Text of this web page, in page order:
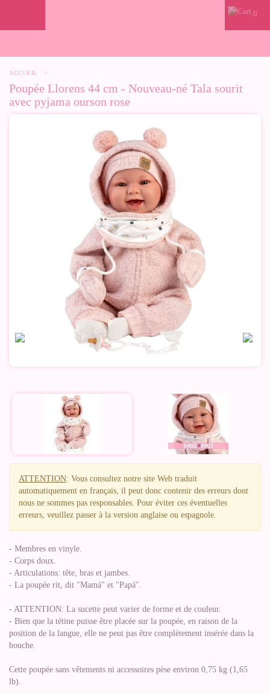
0
ACCUEIL >
Poupée Llorens 44 cm - Nouveau-né Tala sourit
avec pyjama ourson rose
ATTENTION: Vous consultez notre site Web traduit
automatiquement en français, il peut donc contenir des erreurs dont
nous ne sommes pas responsables. Pour éviter ces éventuelles
erreurs, veuillez passer à la version anglaise ou espagnole.
- Membres en vinyle.
- Corps doux.
- Articulations: tête, bras et jambes.
- La poupée rit, dit "Mamá" et "Papá".
- ATTENTION: La sucette peut varier de forme et de couleur.
- Bien que la tétine puisse être placée sur la poupée, en raison de la
position de la langue, elle ne peut pas être complètement insérée dans la
bouche.
Cette poupée sans vêtements ni accessoires pèse environ 0,75 kg (1,65
lb).